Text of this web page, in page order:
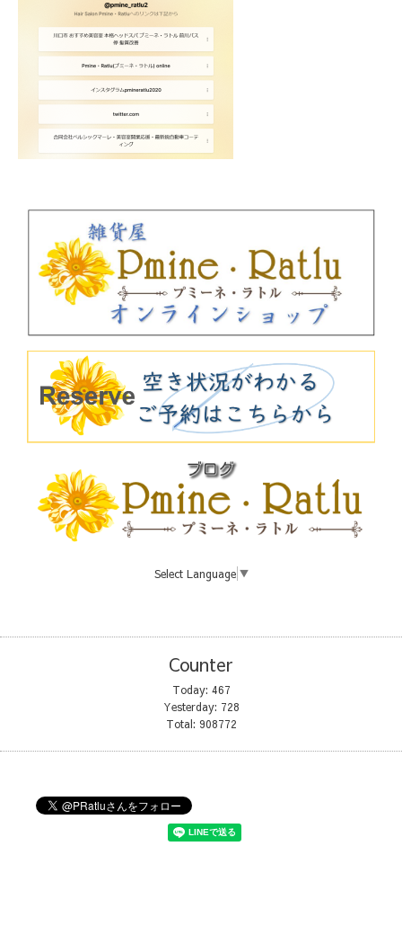
Select Language ▼
Counter
Today: 467
Yesterday: 728
Total: 908772